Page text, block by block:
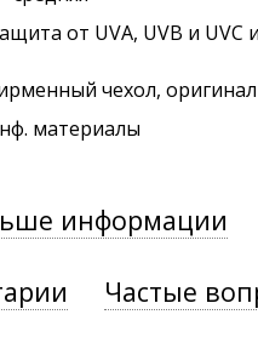
от UVA, UVB и UVC
чехол,
материалы
информации
Частые